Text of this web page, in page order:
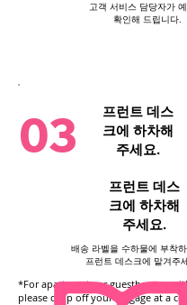
고객 서비스 담당자가
확인해 드립니다.
03
프런트 데스
크에 하차해
주세요.
프런트 데스
크에 하차해
주세요.
배송 라벨을 수하물에 부착
프런트 데스크에 맡겨주
*For apartments or guesthouses
please drop off your luggage at a